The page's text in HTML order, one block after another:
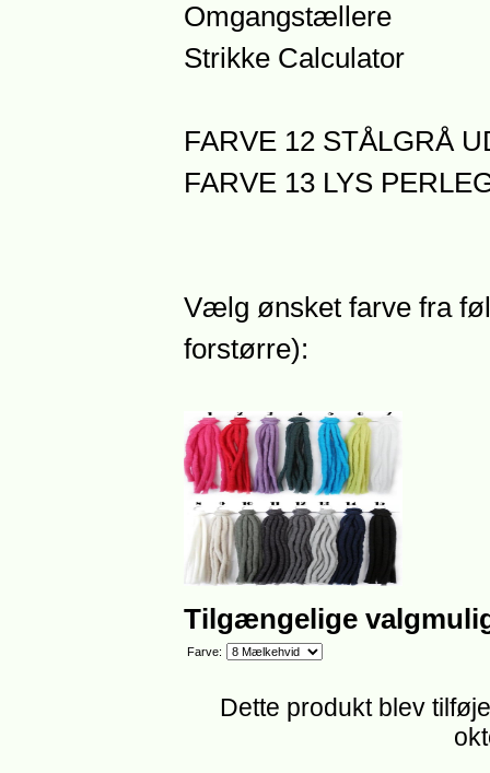
Omgangstællere
Strikke Calculator
FARVE 12 STÅLGRÅ
FARVE 13 LYS
Vælg ønsket farve fra
forstørre):
Tilgængelige
Farve:
Dette produkt blev